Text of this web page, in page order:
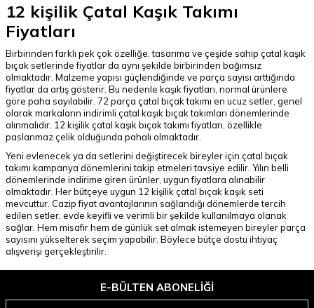
12 kişilik Çatal Kaşık Takımı
Fiyatları
Birbirinden farklı pek çok özelliğe, tasarıma ve çeşide sahip çatal kaşık
bıçak setlerinde fiyatlar da aynı şekilde birbirinden bağımsız
olmaktadır. Malzeme yapısı güçlendiğinde ve parça sayısı arttığında
fiyatlar da artış gösterir. Bu nedenle kaşık fiyatları, normal ürünlere
göre paha sayılabilir. 72 parça çatal bıçak takımı en ucuz setler, genel
olarak markaların indirimli çatal kaşık bıçak takımları dönemlerinde
alınmalıdır. 12 kişilik çatal kaşık bıçak takımı fiyatları, özellikle
paslanmaz çelik olduğunda pahalı olmaktadır.
Yeni evlenecek ya da setlerini değiştirecek bireyler için çatal bıçak
takımı kampanya dönemlerini takip etmeleri tavsiye edilir. Yılın belli
dönemlerinde indirime giren ürünler, uygun fiyatlara alınabilir
olmaktadır. Her bütçeye uygun 12 kişilik çatal bıçak kaşık seti
mevcuttur. Cazip fiyat avantajlarının sağlandığı dönemlerde tercih
edilen setler, evde keyifli ve verimli bir şekilde kullanılmaya olanak
sağlar. Hem misafir hem de günlük set almak istemeyen bireyler parça
sayısını yükselterek seçim yapabilir. Böylece bütçe dostu ihtiyaç
alışverişi gerçekleştirilir.
E-BÜLTEN ABONELIĞI